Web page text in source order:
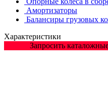
Амортизаторы
Балансиры грузовых
Характеристики
Запросить